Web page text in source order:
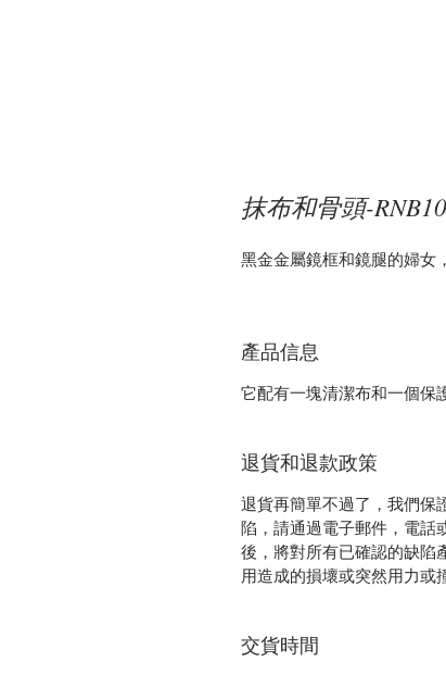
抹布和骨頭-
黑金金屬鏡框和鏡腿的婦女
產品信息
它配有一塊清潔布和一個保
退貨和退款政策
退貨再簡單不過了，我們保
陷，請通過電子郵件，電話
後，將對所有已確認的缺陷
用造成的損壞或突然用力或
交貨時間